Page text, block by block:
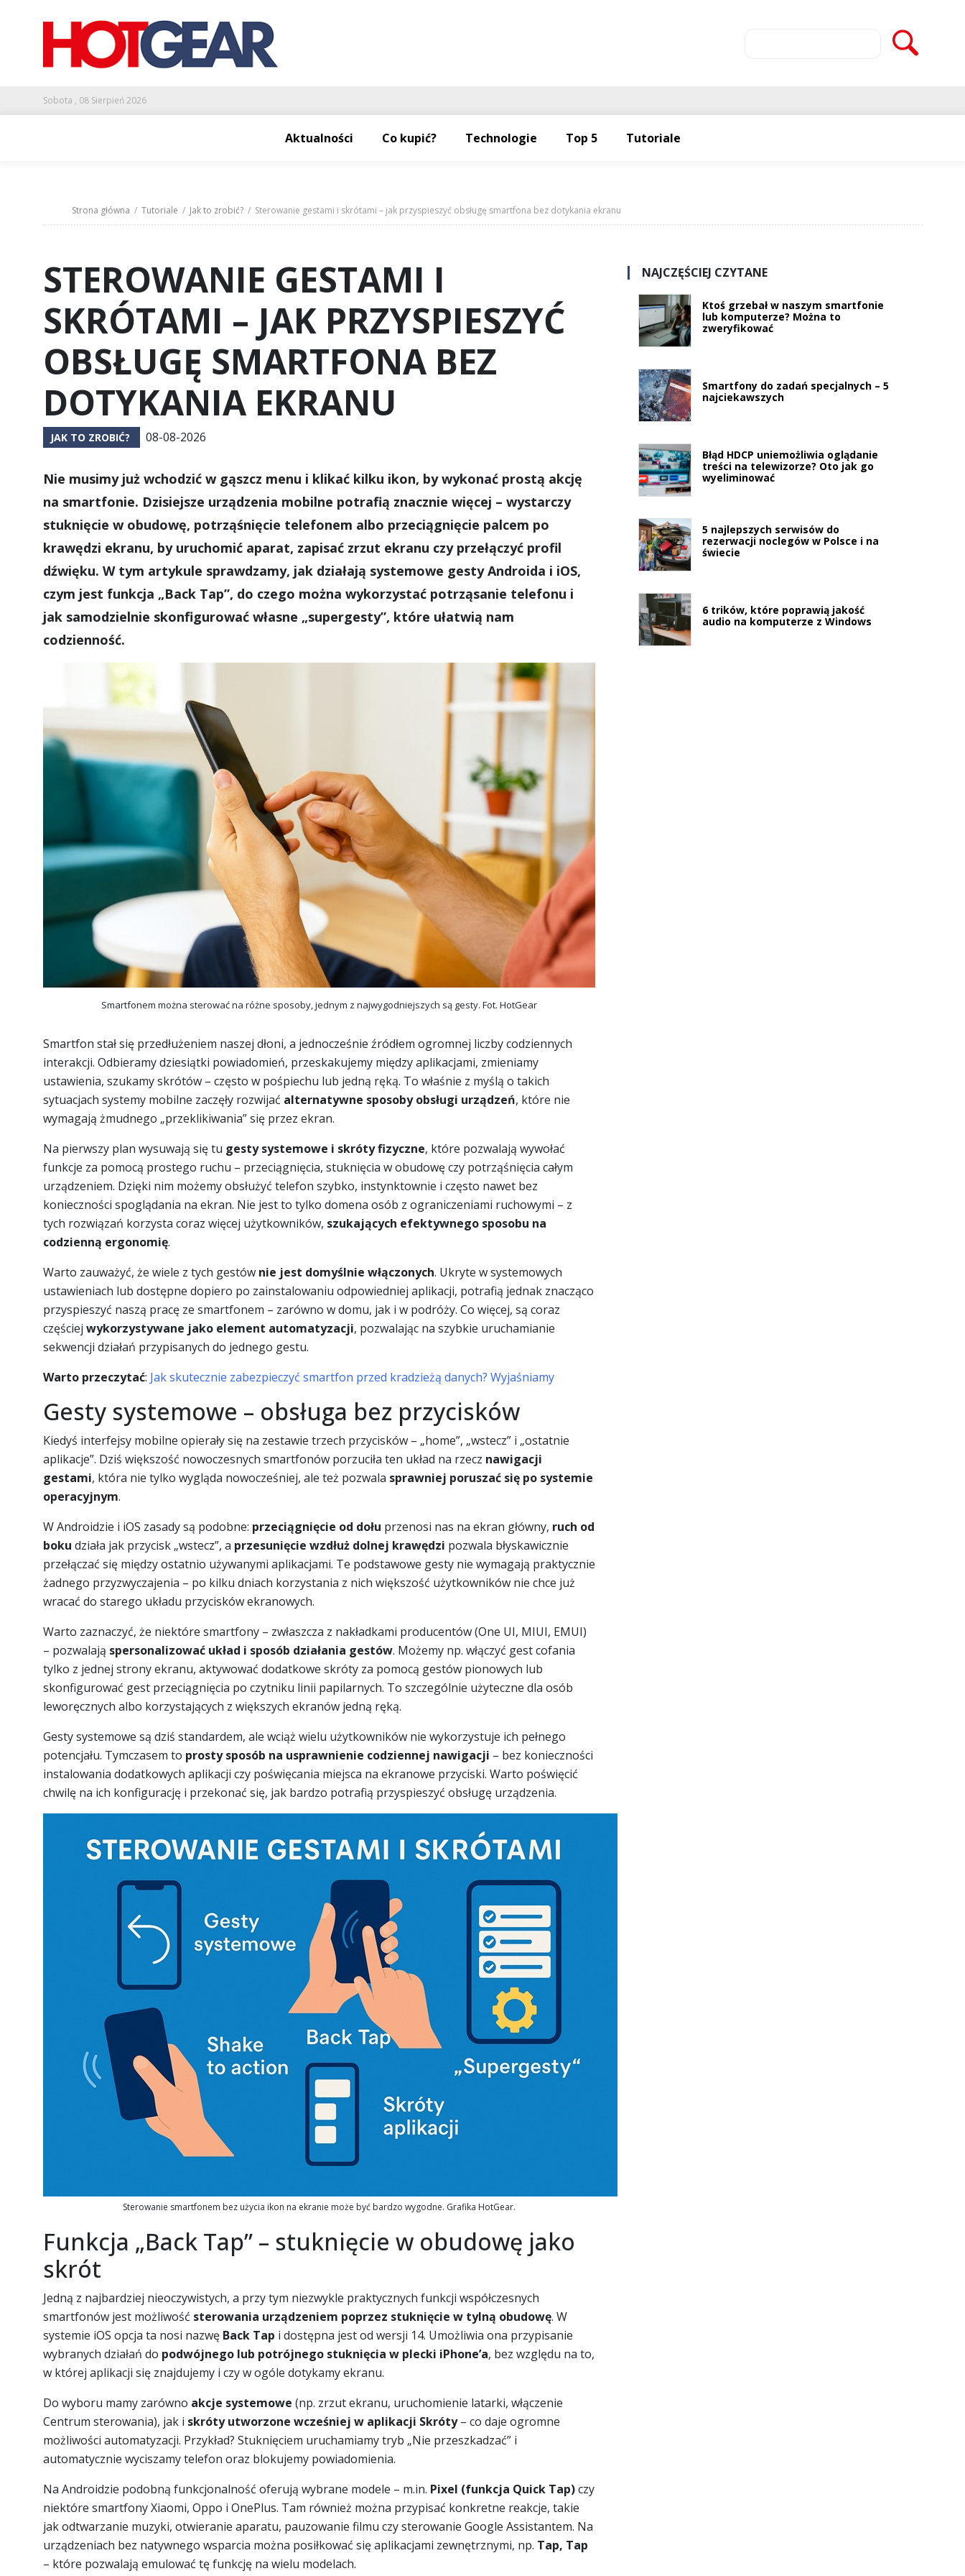
Sobota , 08 Sierpień 2026
Aktualności Co kupić? Technologie Top 5 Tutoriale
Strona główna / Tutoriale / Jak to zrobić?/ Sterowanie gestami i skrótami – jak przyspieszyć obsługę smartfona bez dotykania ekranu
STEROWANIE GESTAMI I
SKRÓTAMI – JAK PRZYSPIESZYĆ
OBSŁUGĘ SMARTFONA BEZ
DOTYKANIA EKRANU
JAK TO ZROBIĆ? 08-08-2026
Nie musimy już wchodzić w gąszcz menu i klikać kilku ikon, by wykonać prostą akcję
na smartfonie. Dzisiejsze urządzenia mobilne potrafią znacznie więcej – wystarczy
stuknięcie w obudowę, potrząśnięcie telefonem albo przeciągnięcie palcem po
krawędzi ekranu, by uruchomić aparat, zapisać zrzut ekranu czy przełączyć profil
dźwięku. W tym artykule sprawdzamy, jak działają systemowe gesty Androida i iOS,
czym jest funkcja „Back Tap”, do czego można wykorzystać potrząsanie telefonu i
jak samodzielnie skonfigurować własne „supergesty”, które ułatwią nam
codzienność.
Smartfonem można sterować na różne sposoby, jednym z najwygodniejszych są gesty. Fot. HotGear
Smartfon stał się przedłużeniem naszej dłoni, a jednocześnie źródłem ogromnej liczby codziennych
interakcji. Odbieramy dziesiątki powiadomień, przeskakujemy między aplikacjami, zmieniamy
ustawienia, szukamy skrótów – często w pośpiechu lub jedną ręką. To właśnie z myślą o takich
sytuacjach systemy mobilne zaczęły rozwijać alternatywne sposoby obsługi urządzeń, które nie
wymagają żmudnego „przeklikiwania” się przez ekran.
Na pierwszy plan wysuwają się tu gesty systemowe i skróty fizyczne, które pozwalają wywołać
funkcje za pomocą prostego ruchu – przeciągnięcia, stuknięcia w obudowę czy potrząśnięcia całym
urządzeniem. Dzięki nim możemy obsłużyć telefon szybko, instynktownie i często nawet bez
konieczności spoglądania na ekran. Nie jest to tylko domena osób z ograniczeniami ruchowymi – z
tych rozwiązań korzysta coraz więcej użytkowników, szukających efektywnego sposobu na
codzienną ergonomię.
Warto zauważyć, że wiele z tych gestów nie jest domyślnie włączonych. Ukryte w systemowych
ustawieniach lub dostępne dopiero po zainstalowaniu odpowiedniej aplikacji, potrafią jednak znacząco
przyspieszyć naszą pracę ze smartfonem – zarówno w domu, jak i w podróży. Co więcej, są coraz
częściej wykorzystywane jako element automatyzacji, pozwalając na szybkie uruchamianie
sekwencji działań przypisanych do jednego gestu.
Warto przeczytać: Jak skutecznie zabezpieczyć smartfon przed kradzieżą danych? Wyjaśniamy
Gesty systemowe – obsługa bez przycisków
Kiedyś interfejsy mobilne opierały się na zestawie trzech przycisków – „home”, „wstecz” i „ostatnie
aplikacje”. Dziś większość nowoczesnych smartfonów porzuciła ten układ na rzecz nawigacji
gestami, która nie tylko wygląda nowocześniej, ale też pozwala sprawniej poruszać się po systemie
operacyjnym.
W Androidzie i iOS zasady są podobne: przeciągnięcie od dołu przenosi nas na ekran główny, ruch od
boku działa jak przycisk „wstecz”, a przesunięcie wzdłuż dolnej krawędzi pozwala błyskawicznie
przełączać się między ostatnio używanymi aplikacjami. Te podstawowe gesty nie wymagają praktycznie
żadnego przyzwyczajenia – po kilku dniach korzystania z nich większość użytkowników nie chce już
wracać do starego układu przycisków ekranowych.
Warto zaznaczyć, że niektóre smartfony – zwłaszcza z nakładkami producentów (One UI, MIUI, EMUI)
– pozwalają spersonalizować układ i sposób działania gestów. Możemy np. włączyć gest cofania
tylko z jednej strony ekranu, aktywować dodatkowe skróty za pomocą gestów pionowych lub
skonfigurować gest przeciągnięcia po czytniku linii papilarnych. To szczególnie użyteczne dla osób
leworęcznych albo korzystających z większych ekranów jedną ręką.
Gesty systemowe są dziś standardem, ale wciąż wielu użytkowników nie wykorzystuje ich pełnego
potencjału. Tymczasem to prosty sposób na usprawnienie codziennej nawigacji – bez konieczności
instalowania dodatkowych aplikacji czy poświęcania miejsca na ekranowe przyciski. Warto poświęcić
chwilę na ich konfigurację i przekonać się, jak bardzo potrafią przyspieszyć obsługę urządzenia.
Sterowanie smartfonem bez użycia ikon na ekranie może być bardzo wygodne. Grafika HotGear.
Funkcja „Back Tap” – stuknięcie w obudowę jako
skrót
Jedną z najbardziej nieoczywistych, a przy tym niezwykle praktycznych funkcji współczesnych
smartfonów jest możliwość sterowania urządzeniem poprzez stuknięcie w tylną obudowę. W
systemie iOS opcja ta nosi nazwę Back Tap i dostępna jest od wersji 14. Umożliwia ona przypisanie
wybranych działań do podwójnego lub potrójnego stuknięcia w plecki iPhone’a, bez względu na to,
w której aplikacji się znajdujemy i czy w ogóle dotykamy ekranu.
Do wyboru mamy zarówno akcje systemowe (np. zrzut ekranu, uruchomienie latarki, włączenie
Centrum sterowania), jak i skróty utworzone wcześniej w aplikacji Skróty– co daje ogromne
możliwości automatyzacji. Przykład? Stuknięciem uruchamiamy tryb „Nie przeszkadzać” i
automatycznie wyciszamy telefon oraz blokujemy powiadomienia.
Na Androidzie podobną funkcjonalność oferują wybrane modele – m.in. Pixel (funkcja Quick Tap)czy
niektóre smartfony Xiaomi, Oppo i OnePlus. Tam również można przypisać konkretne reakcje, takie
jak odtwarzanie muzyki, otwieranie aparatu, pauzowanie filmu czy sterowanie Google Assistantem. Na
urządzeniach bez natywnego wsparcia można posiłkować się aplikacjami zewnętrznymi, np. Tap, Tap
– które pozwalają emulować tę funkcję na wielu modelach.
NAJCZĘŚCIEJ CZYTANE
Ktoś grzebał w naszym smartfonie
lub komputerze? Można to
zweryfikować
Smartfony do zadań specjalnych – 5
najciekawszych
Błąd HDCP uniemożliwia oglądanie
treści na telewizorze? Oto jak go
wyeliminować
5 najlepszych serwisów do
rezerwacji noclegów w Polsce i na
świecie
6 trików, które poprawią jakość
audio na komputerze z Windows